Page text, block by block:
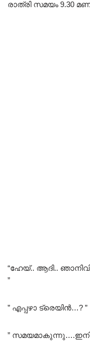
രാത്രി സമയം 9.30
“ഹേയ്.. ആദി..
”
” എപ്പഴാ ട്രെയിൻ…? ”
”